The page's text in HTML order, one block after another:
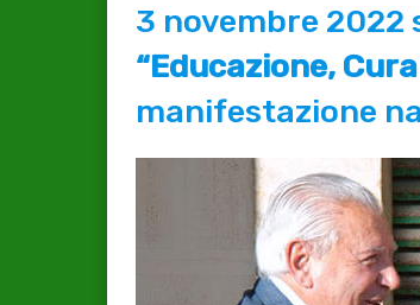
3 novembre
“Educazione,
manifestazione